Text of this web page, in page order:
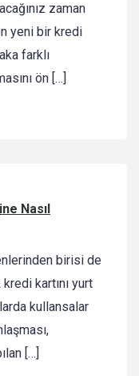
zaman
yeni bir kredi
farklı
ön […]
Nasıl
birisi de
kartını yurt
kullansalar
[…]